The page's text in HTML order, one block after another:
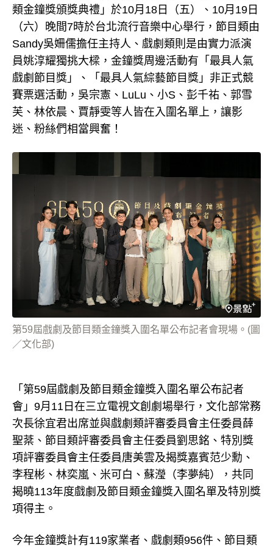
類金鐘獎頒獎典禮」於10月18日（五）、10月19日
（六）晚間7時於台北流行音樂中心舉行，節目類由
Sandy吳姍儒擔任主持人、戲劇類則是由實力派演
員姚淳耀獨挑大樑，金鐘獎周邊活動有「最具人氣
戲劇節目獎」、「最具人氣綜藝節目獎」非正式競
賽票選活動，吳宗憲、LuLu、小S、彭千祐、郭雪
芙、林依晨、賈靜雯等人皆在入圍名單上，讓影
迷、粉絲們相當興奮！
第59屆戲劇及節目類金鐘獎入圍名單公布記者會現場。(圖
／文化部)
「第59屆戲劇及節目類金鐘獎入圍名單公布記者
會」9月11日在三立電視文創劇場舉行，文化部常務
次長徐宜君出席並與戲劇類評審委員會主任委員薛
聖棻、節目類評審委員會主任委員劉思銘、特別獎
項評審委員會主任委員唐美雲及揭獎嘉賓范少勳、
李程彬、林奕嵐、米可白、蘇瀅（李夢純），共同
揭曉113年度戲劇及節目類金鐘獎入圍名單及特別獎
項得主。
今年金鐘獎計有119家業者、戲劇類956件、節目類